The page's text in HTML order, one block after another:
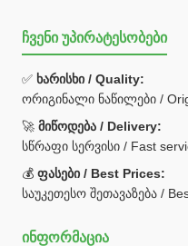
ჩვენი უპირატესობები
✅ ხარისხი / Quality:
ორიგინალი ნაწილები /
🚀მიწოდება / Delivery:
სწრაფი სერვისი / Fast
💰ფასები / Best Prices:
საუკეთესო შეთავაზება /
ინფორმაცია